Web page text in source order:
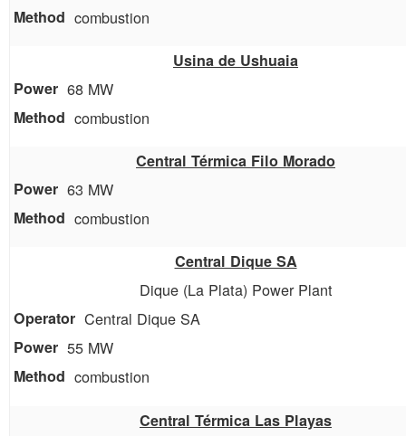
combustion
Usina de Ushuaia
68 MW
combustion
Central Térmica Filo Morado
63 MW
combustion
Central Dique SA
Dique (La Plata) Power Plant
Central Dique SA
55 MW
combustion
Central Térmica Las Playas